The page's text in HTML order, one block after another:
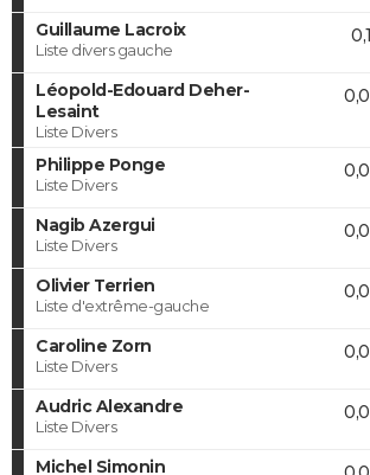
Guillaume Lacroix
Liste divers gauche
Léopold-Edouard Deher-
Lesaint
Liste Divers
Philippe Ponge
Liste Divers
Nagib Azergui
Liste Divers
Olivier Terrien
Liste d'extrême-gauche
Caroline Zorn
Liste Divers
Audric Alexandre
Liste Divers
Michel Simonin